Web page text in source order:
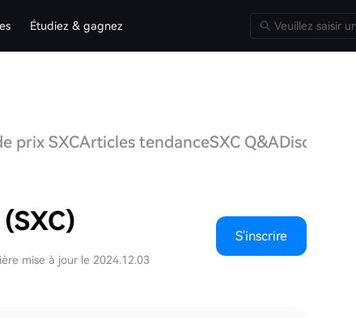
Étudiez & gagnez
prix SXCArticles tendanceSXC Q&ADiscussions
mise à jour le 2024.12.03
S'inscrire